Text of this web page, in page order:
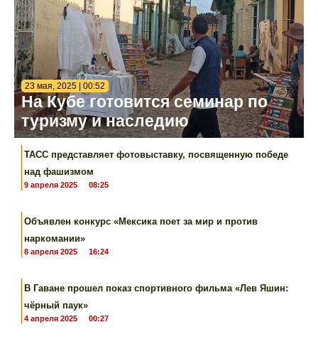
23 мая, 2025 | 00:52
На Кубе готовится семинар по
туризму и наследию
ТАСС представляет фотовыставку, посвященную победе
над фашизмом
9 апреля 2025 08:25
Объявлен конкурс «Мексика поет за мир и против
наркомании»
8 апреля 2025 16:24
В Гаване прошел показ спортивного фильма «Лев Яшин:
чёрный паук»
4 апреля 2025 00:27